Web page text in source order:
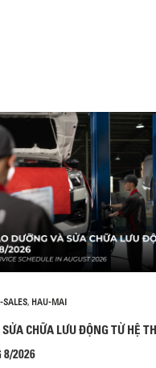
SALES, HAU-MAI
CHỮA LƯU ĐỘNG TỪ HỆ
8/2026